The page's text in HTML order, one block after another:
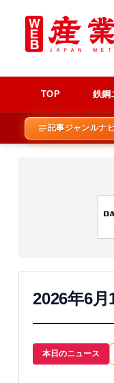
TOP 鉄鋼
記事ジャンルナ
2026年6
本日のニュース